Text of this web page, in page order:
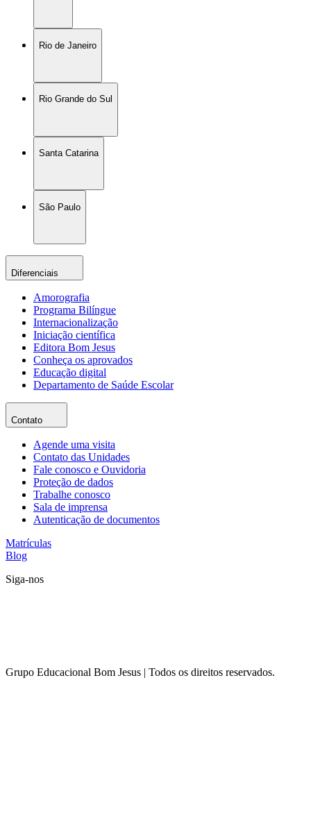
Rio de Janeiro
Rio Grande do Sul
Santa Catarina
São Paulo
Diferenciais
Amorografia
Programa Bilíngue
Internacionalização
Iniciação científica
Editora Bom Jesus
Conheça os aprovados
Educação digital
Departamento de Saúde Escolar
Contato
Agende uma visita
Contato das Unidades
Fale conosco e Ouvidoria
Proteção de dados
Trabalhe conosco
Sala de imprensa
Autenticação de documentos
Matrículas
Blog
Siga-nos
Grupo Educacional Bom Jesus | Todos os direitos reservados.